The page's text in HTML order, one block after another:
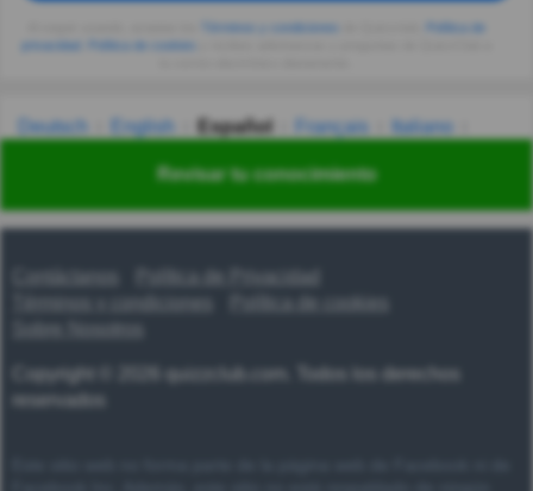
Revisar tu conocimiento
privacidad
Deutsch English Español Français
Italiano
Українська हिन्दी 한국어 汉语
Contáctanos
Política de Privacidad
Términos y condiciones
Copyright © 2026 quizzclub.com. Todos los derechos
reservados